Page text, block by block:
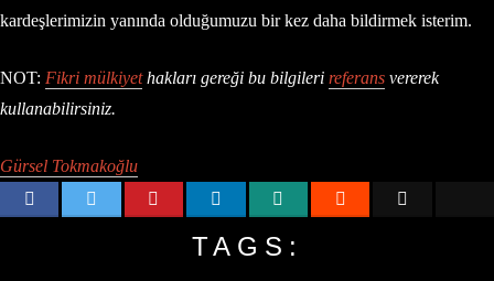
kardeşlerimizin yanında olduğumuzu bir kez daha bildirmek isterim.
NOT: Fikri mülkiyethakları gereği bu bilgileri referans vererek
kullanabilirsiniz.
Gürsel Tokmakoğlu
TAGS: